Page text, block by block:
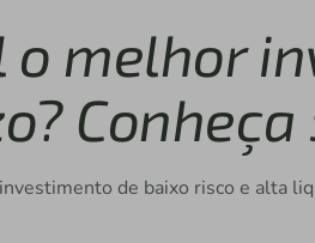
o melhor
de baixo risco e alta